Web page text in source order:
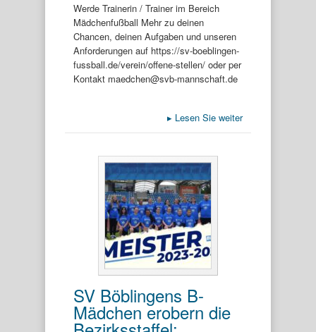
Werde Trainerin / Trainer im Bereich
Mädchenfußball Mehr zu deinen
Chancen, deinen Aufgaben und unseren
Anforderungen auf https://sv-boeblingen-
fussball.de/verein/offene-stellen/ oder per
Kontakt maedchen@svb-mannschaft.de
▸ Lesen Sie weiter
SV Böblingens B-
Mädchen erobern die